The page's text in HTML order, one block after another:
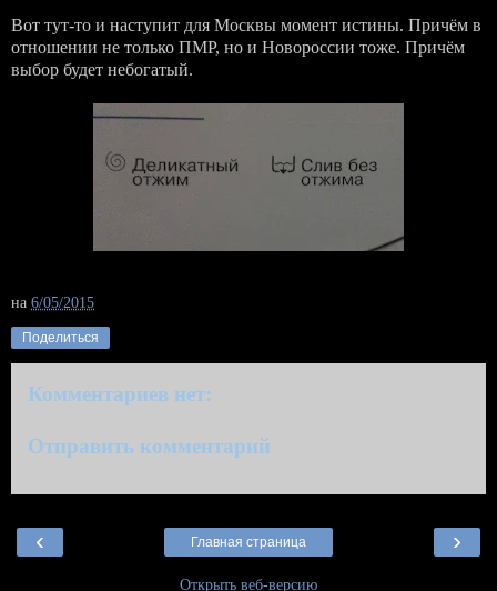
Вот тут-то и наступит для Москвы момент истины. Причём в
отношении не только ПМР, но и Новороссии тоже. Причём
выбор будет небогатый.
на 6/05/2015
Поделиться
Комментариев нет:
Отправить комментарий
‹ ›
Главная страница
Открыть веб-версию